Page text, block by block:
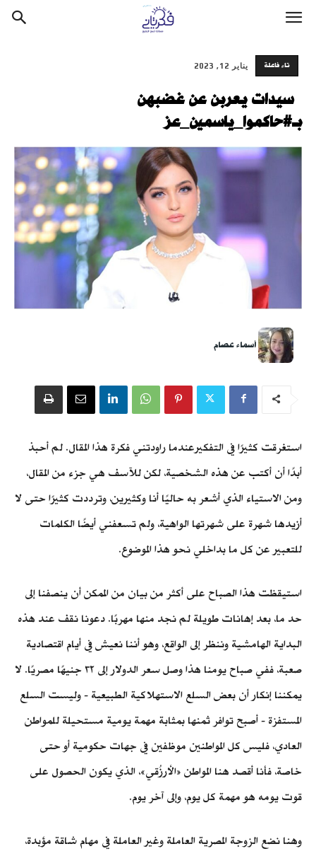
تاء فاعلة يناير 12, 2023
سيدات يعربن عن غضبهن
بـ#حاكموا_ياسمين_عز
أسماء عصام
استغرقت كثيرًا في التفكيرعندما راودتني فكرة هذا المقال. لم أحبذ
أبدًا أن أكتب عن هذه الشخصية، لكن للآسف هي جزء من المقال،
ومن الاستياء الذي أشعر به حاليًا أنا وكثيرين، وترددت كثيرًا حتى لا
أزيدها شهرة على شهرتها الواهية، ولم تسعفني أيضًا الكلمات
للتعبير عن كل ما بداخلي نحو هذا الموضوع.
استيقظت هذا الصباح على أكثر من بيان من الممكن أن ينصفنا إلى
حد ما، بعد إهانات طويلة لم نجد منها مهربًا. دعونا نقف عند هذه
البداية الهامشية وننظر إلى الواقع، وهو أننا نعيش في أيام اقتصادية
صعبة، ففي صباح يومنا هذا وصل سعر الدولار إلى ٣٢ جنيهًا مصريًا. لا
يمكننا إنكار أن بعض السلع الاستهلاكية الطبيعية - وليست السلع
المستفزة - أصبح توافر ثمنها بمثابة مهمة يومية مستحيلة للمواطن
العادي، فليس كل المواطنين موظفين في جهات حكومية أو حتى
خاصة، فأنا أقصد هنا المواطن «الأرزُقي»، الذي يكون الحصول على
قوت يومه هو مهمة كل يوم، وإلى آخر يوم.
وهنا نضع الزوجة المصرية العاملة وغير العاملة في مهام شاقة مؤبدة،